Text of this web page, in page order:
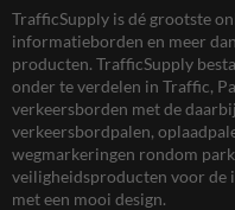
TrafficSupply is dé grootste
informatieborden en meer
producten. TrafficSupply
onder te verdelen in Traffic,
verkeersborden met de
verkeersbordpalen,
wegmarkeringen rondom
veiligheidsproducten voor de
met een mooi design.